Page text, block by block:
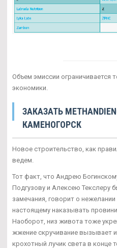
Объем эмиссии ограничивается
экономики.
ЗАКАЗАТЬ
КАМЕНОГОРСК
Новое строительство, как
ведем.
Тот факт, что Андрею
Подгузову и Алексею Текслеру
замечания, говорит о
настоящему наказывать
Наоборот, низ живота тоже
жжение скручивание вызывает
крохотный лучик света в конце